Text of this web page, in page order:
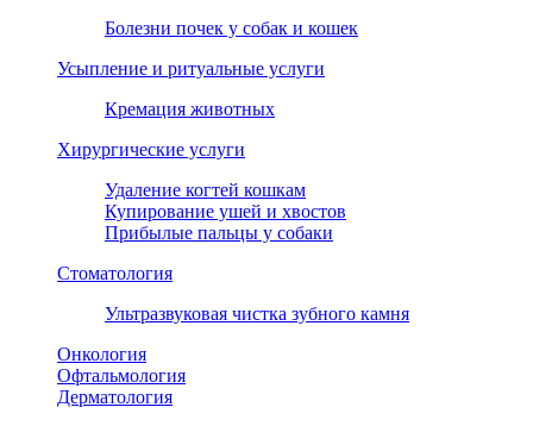
Болезни почек у собак и кошек
Усыпление и ритуальные услуги
Кремация животных
Хирургические услуги
Удаление когтей кошкам
Купирование ушей и хвостов
Прибылые пальцы у собаки
Стоматология
Ультразвуковая чистка зубного камня
Онкология
Офтальмология
Дерматология